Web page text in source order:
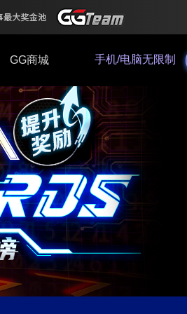
GG商城 手机/电脑无限制